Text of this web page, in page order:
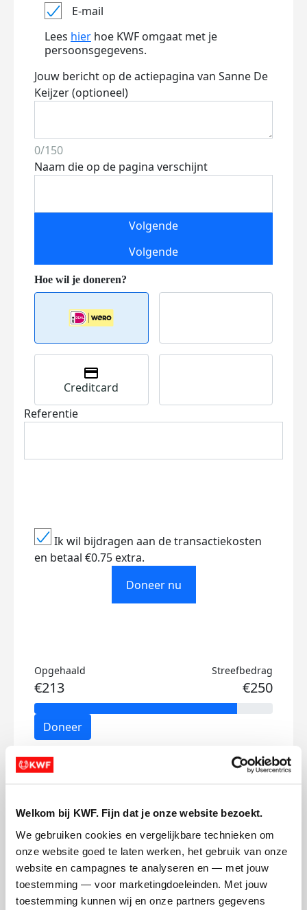
Welkom bij KWF. Fijn dat je onze website bezoekt.
We gebruiken cookies en vergelijkbare technieken om
onze website goed te laten werken, het gebruik van onze
website en campagnes te analyseren en — met jouw
toestemming — voor marketingdoeleinden. Met jouw
toestemming kunnen wij en onze partners gegevens
E-mail
Lees hier hoe KWF omgaat met je
persoonsgegevens.
Jouw bericht op de actiepagina van Sanne De
Keijzer (optioneel)
0/150
Naam die op de pagina verschijnt
Volgende
Volgende
Creditcard
Referentie
Ik wil bijdragen aan de transactiekosten
en betaal €0.75 extra.
Doneer nu
Opgehaald
€213
Streefbedrag
€250
Doneer